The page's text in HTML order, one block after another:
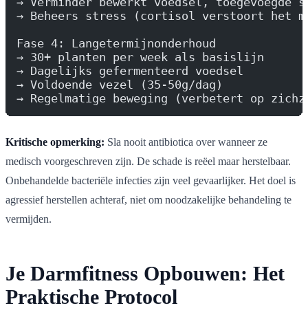
→ Beheers stress (cortisol verstoort het
Fase 4: Langetermijnonderhoud
→ 30+ planten per week als basislijn
→ Dagelijks gefermenteerd voedsel
→ Voldoende vezel (35-50g/dag)
→ Regelmatige beweging (verbetert op
Kritische opmerking: Sla nooit antibiotica over wanneer ze
medisch voorgeschreven zijn. De schade is reëel maar herstelbaar.
Onbehandelde bacteriële infecties zijn veel gevaarlijker. Het doel is
agressief herstellen achteraf, niet om noodzakelijke behandeling te
vermijden.
Je Darmfitness Opbouwen: Het
Praktische Protocol